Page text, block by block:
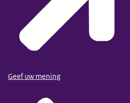
Geef uw mening